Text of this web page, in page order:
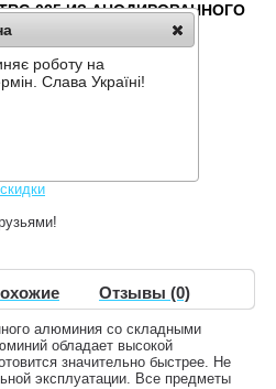
025 ИЗ АНОДИРОВАННОГО
Tramp
025
Отзывы (0)
алюминия со складными
обладает высокой
значительно быстрее. Не
эксплуатации. Все предметы
роботу на
Слава Україні!